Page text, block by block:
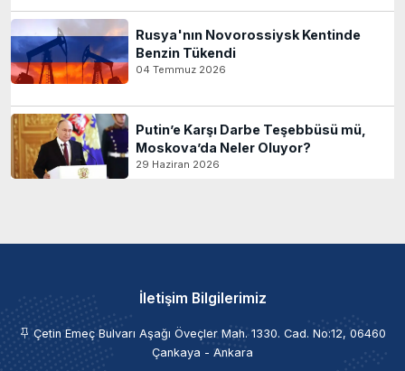
Rusya'nın Novorossiysk Kentinde
Benzin Tükendi
04 Temmuz 2026
Putin’e Karşı Darbe Teşebbüsü mü,
Moskova’da Neler Oluyor?
29 Haziran 2026
İletişim Bilgilerimiz
Çetin Emeç Bulvarı Aşağı Öveçler Mah. 1330. Cad. No:12, 06460
Çankaya - Ankara